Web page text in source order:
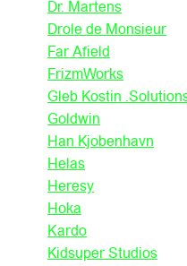
Dr. Martens
Drole de Monsieur
Far Afield
FrizmWorks
Gleb Kostin
Goldwin
Han Kjobenhavn
Helas
Heresy
Hoka
Kardo
Kidsuper Studios